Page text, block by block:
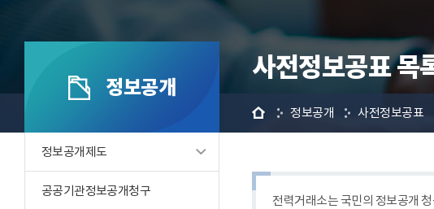
정보공개
정보공개제도
공공기관정보공개청구
사전정보공표 목
홈 정보공개 사전정보공표
전력거래소는 국민의 정보공개